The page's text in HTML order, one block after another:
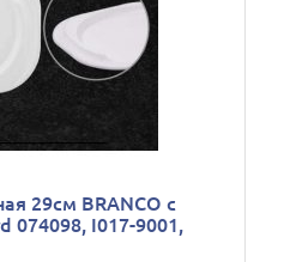
29см BRANCO с
074098, I017-9001,